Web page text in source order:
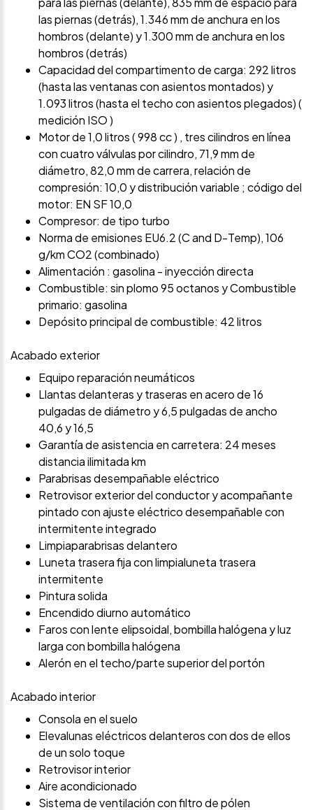
las piernas (detrás), 1.346 mm de anchura en los
hombros (delante) y 1.300 mm de anchura en los
hombros (detrás)
Capacidad del compartimento de carga: 292 litros
(hasta las ventanas con asientos montados) y
1.093 litros (hasta el techo con asientos plegados) (
medición ISO )
Motor de 1,0 litros ( 998 cc ) , tres cilindros en línea
con cuatro válvulas por cilindro, 71,9 mm de
diámetro, 82,0 mm de carrera, relación de
compresión: 10,0 y distribución variable ; código del
motor: EN SF 10,0
Compresor: de tipo turbo
Norma de emisiones EU6.2 (C and D-Temp), 106
g/km CO2 (combinado)
Alimentación : gasolina - inyección directa
Combustible: sin plomo 95 octanos y Combustible
primario: gasolina
Depósito principal de combustible: 42 litros
Acabado exterior
Equipo reparación neumáticos
Llantas delanteras y traseras en acero de 16
pulgadas de diámetro y 6,5 pulgadas de ancho
40,6 y 16,5
Garantía de asistencia en carretera: 24 meses
distancia ilimitada km
Parabrisas desempañable eléctrico
Retrovisor exterior del conductor y acompañante
pintado con ajuste eléctrico desempañable con
intermitente integrado
Limpiaparabrisas delantero
Luneta trasera fija con limpialuneta trasera
intermitente
Pintura solida
Encendido diurno automático
Faros con lente elipsoidal, bombilla halógena y luz
larga con bombilla halógena
Alerón en el techo/parte superior del portón
Acabado interior
Consola en el suelo
Elevalunas eléctricos delanteros con dos de ellos
de un solo toque
Retrovisor interior
Aire acondicionado
Sistema de ventilación con filtro de pólen